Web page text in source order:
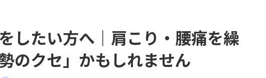
したい方へ｜肩こり・腰痛を繰
のクセ」かもしれません